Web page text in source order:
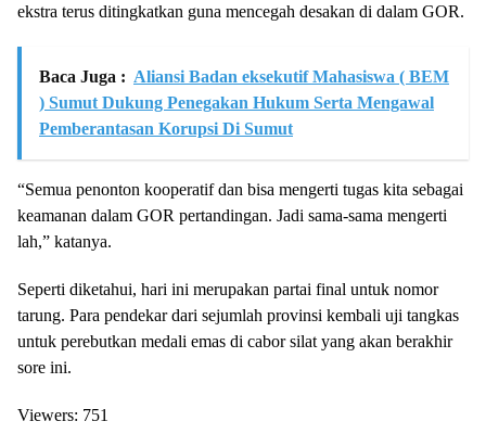
ekstra terus ditingkatkan guna mencegah desakan di dalam GOR.
Baca Juga : Aliansi Badan eksekutif Mahasiswa ( BEM
) Sumut Dukung Penegakan Hukum Serta Mengawal
Pemberantasan Korupsi Di Sumut
“Semua penonton kooperatif dan bisa mengerti tugas kita sebagai
keamanan dalam GOR pertandingan. Jadi sama-sama mengerti
lah,” katanya.
Seperti diketahui, hari ini merupakan partai final untuk nomor
tarung. Para pendekar dari sejumlah provinsi kembali uji tangkas
untuk perebutkan medali emas di cabor silat yang akan berakhir
sore ini.
Viewers: 751